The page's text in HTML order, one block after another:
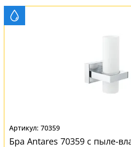
70359
Бра Antares 70359 с пыле-